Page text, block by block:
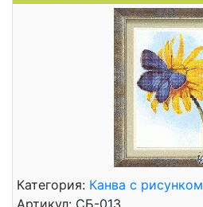
Категория: Канва с рисунком
Артикул: СБ-013